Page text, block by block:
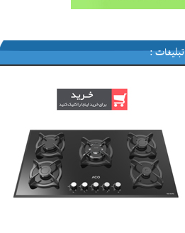
تبلیغات :